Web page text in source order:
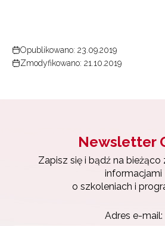
Opublikowano: 23.09.2019
Zmodyfikowano: 21.10.2019
Newsletter
Zapisz się i bądź na
informacjami
o szkoleniach i
Adres e-mail: